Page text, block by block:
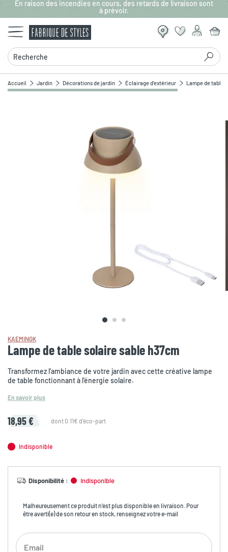
Aller au contenu principal
En raison des incendies en cours, des retards de livraison sont
à prévoir.
Recherche
Accueil Jardin Décorations de jardin Éclairage d'extérieur Lampe de table
KAEMINGK
Lampe de table solaire sable h37cm
Transformez l'ambiance de votre jardin avec cette créative lampe
de table fonctionnant à l'énergie solaire.
En savoir plus
18,95 € dont 0.11€ d'éco-part
Indisponible
Disponibilité : Indisponible
Malheureusement ce produit n’est plus disponible en livraison. Pour
être averti(e) de son retour en stock, renseignez votre e-mail